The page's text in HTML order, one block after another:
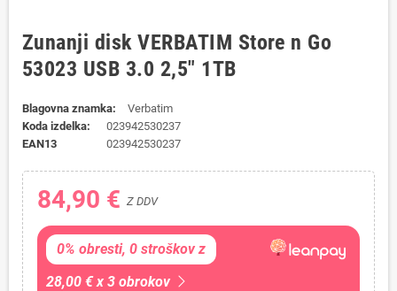
Zunanji disk VERBATIM Store n Go
53023 USB 3.0 2,5" 1TB
Blagovna znamka:
Verbatim
Koda izdelka:
023942530237
EAN13
023942530237
84,90 € Z DDV
0% obresti, 0 stroškov z
28,00 € x 3 obrokov